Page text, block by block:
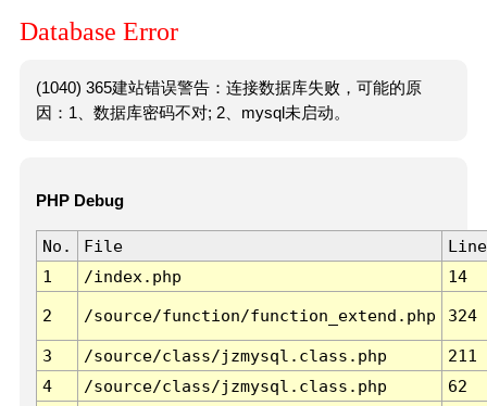
Database Error
(1040) 365建站错误警告：连接数据库失败，可能的原
因：1、数据库密码不对; 2、mysql未启动。
PHP Debug
No. File
Line
1
/index.php 14
2 /source/function/function_extend.php 324
3 /source/class/jzmysql.class.php
211
4
/source/class/jzmysql.class.php
62